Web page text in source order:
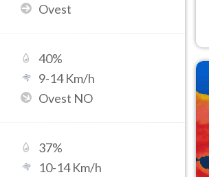
Ovest
40%
9-14Km/h
Ovest NO
37%
10-14Km/h